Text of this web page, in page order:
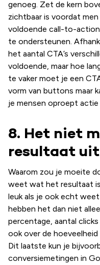
genoeg. Zet de kern
zichtbaar is voordat
voldoende call-to-
te ondersteunen.
het aantal CTA’s
voldoende, maar hoe
te vaker moet je een
vorm van buttons maar
je mensen oproept
8. Het niet
resultaat uit
Waarom zou je moeite
weet wat het resultaat
leuk als je ook echt
hebben het dan niet
percentage, aantal
ook over de
Dit laatste kun je
conversiemetingen in